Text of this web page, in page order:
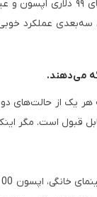
عملکرد خوبی
می‌دهند.
یک از حالت‌های
قبول است. مگر